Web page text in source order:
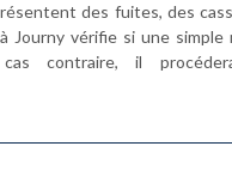
des fuites, des
Journy vérifie si une simple
contraire, il